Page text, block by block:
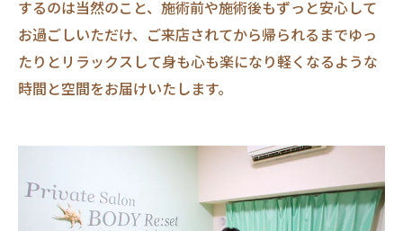
するのは当然のこと、施術前や施術後もずっと安心して
お過ごしいただけ、ご来店されてから帰られるまでゆっ
たりとリラックスして身も心も楽になり軽くなるような
時間と空間をお届けいたします。